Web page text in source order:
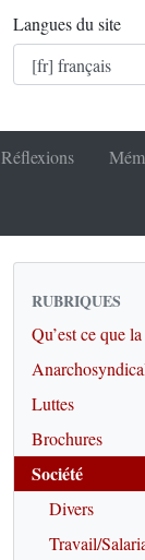
Langues du site
Réflexions
RUBRIQUES
Qu’est ce que
Luttes
Brochures
Société
Divers
Travail/